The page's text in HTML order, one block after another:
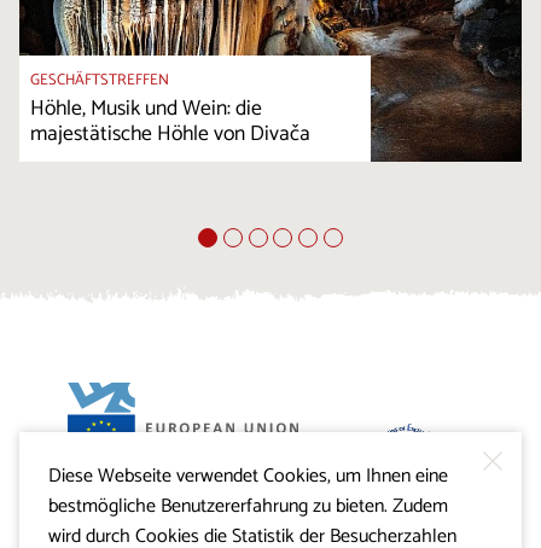
GESCHÄFTSTREFFEN
Höhle, Musik und Wein: die
majestätische Höhle von Divača
Projekt Visitkras. Die Investition wird von der Republik
Slowenien und von der Europäischen Union aus dem
Europäischen Fonds für regionale Entwicklung
mitfinanziert.
Diese Webseite verwendet Cookies, um Ihnen eine
bestmögliche Benutzererfahrung zu bieten. Zudem
wird durch Cookies die Statistik der Besucherzahlen